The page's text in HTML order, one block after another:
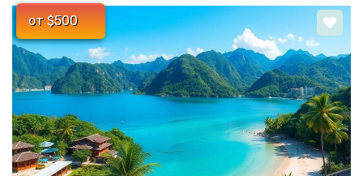
от $500